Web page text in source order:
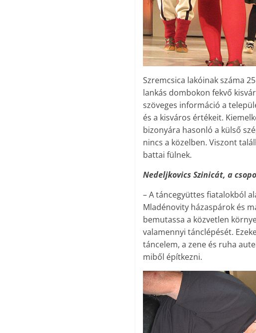
Szremcsica lakóinak száma
lankás dombokon fekvő
szöveges információ a
és a kisváros értékeit.
bizonyára hasonló a külső
nincs a közelben. Viszont
battai fülnek.
Nedeljkovics Szinicát, a
– A táncegyüttes fiatalokból
Mladénovity házaspá­rok és
bemutassa a közvetlen
valamennyi tánclépését.
táncelem, a zene és ruha
miből építkezni.